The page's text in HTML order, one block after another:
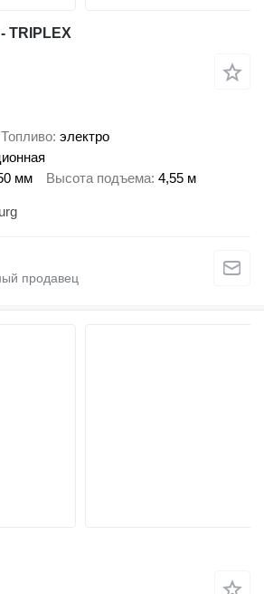
TRIPLEX
Топливо электро
мм Высота подъема 4,55 м